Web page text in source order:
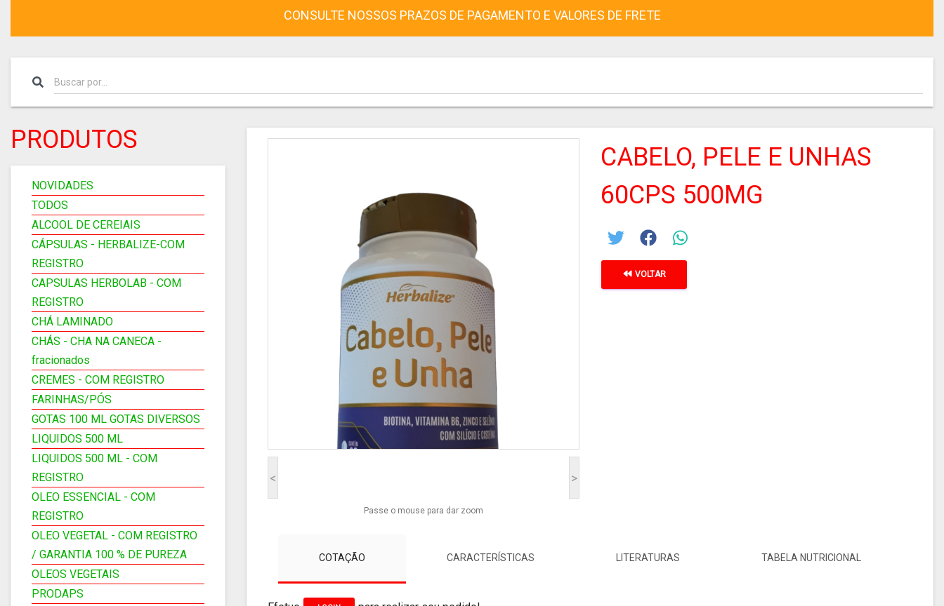
CONSULTE NOSSOS PRAZOS DE PAGAMENTO E VALORES DE FRETE
PRODUTOS
NOVIDADES
TODOS
ALCOOL DE CEREIAIS
CÁPSULAS - HERBALIZE-COM
REGISTRO
CAPSULAS HERBOLAB - COM
REGISTRO
CHÁ LAMINADO
CHÁS - CHA NA CANECA -
fracionados
CREMES - COM REGISTRO
FARINHAS/PÓS
GOTAS 100 ML GOTAS DIVERSOS
LIQUIDOS 500 ML
LIQUIDOS 500 ML - COM
REGISTRO
OLEO ESSENCIAL - COM
REGISTRO
OLEO VEGETAL - COM REGISTRO
/ GARANTIA 100 % DE PUREZA
OLEOS VEGETAIS
PRODAPS
< >
Passe o mouse para dar zoom
CABELO, PELE E UNHAS
60CPS 500MG
VOLTAR
COTAÇÃO CARACTERÍSTICAS LITERATURAS TABELA NUTRICIONAL